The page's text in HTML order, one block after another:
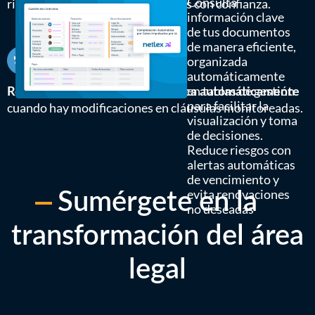
información clave
de tus documentos
de manera eficiente,
organizada
automáticamente
en tablas de gestión
para facilitar la
visualización y toma
de decisiones.
Reduce riesgos con
alertas automáticas
de vencimiento y
evita renovaciones
no deseadas
riesgos para que tomes decisiones con confianza.
Revisa, sugiere cambios y notifica automáticamente
cuando hay modificaciones en cláusulas monitoreadas.
Sumérgete en la
transformación del área
legal